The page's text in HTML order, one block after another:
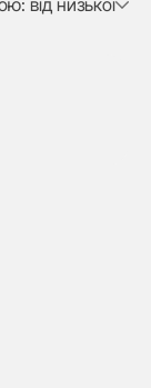
від низької